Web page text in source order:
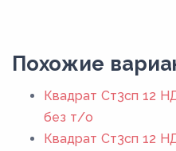
Похожие
Квадрат Ст3сп 12
без т/о
Квадрат Ст3сп 12